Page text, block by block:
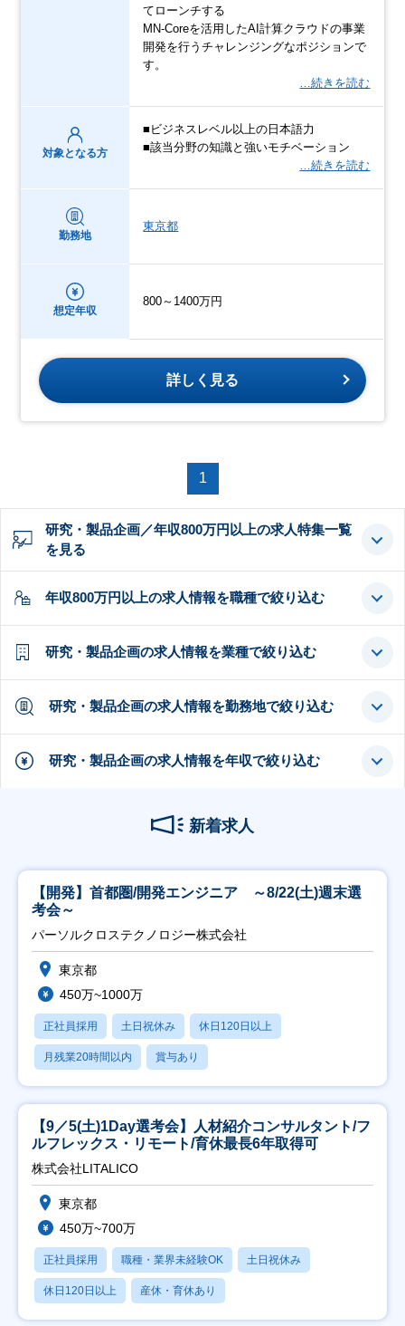
てローンチする
MN-Coreを活用したAI計算クラウドの事業
開発を行うチャレンジングなポジションで
す。
…続きを読む
対象となる方
■ビジネスレベル以上の日本語力
■該当分野の知識と強いモチベーション
…続きを読む
勤務地
東京都
想定年収
800～1400万円
詳しく見る
1
研究・製品企画／年収800万円以上の求人特集一覧
を見る
年収800万円以上の求人情報を職種で絞り込む
研究・製品企画の求人情報を業種で絞り込む
研究・製品企画の求人情報を勤務地で絞り込む
研究・製品企画の求人情報を年収で絞り込む
新着求人
【開発】首都圏/開発エンジニア ～8/22(土)週末選
考会～
パーソルクロステクノロジー株式会社
東京都
450万~1000万
正社員採用 土日祝休み 休日120日以上
月残業20時間以内 賞与あり
【9／5(土)1Day選考会】人材紹介コンサルタント/フ
ルフレックス・リモート/育休最長6年取得可
株式会社LITALICO
東京都
450万~700万
正社員採用 職種・業界未経験OK 土日祝休み
休日120日以上 産休・育休あり